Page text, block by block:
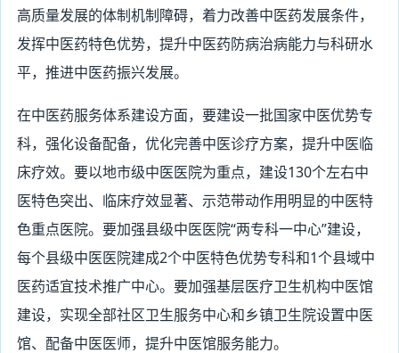
高质量发展的体制机制障碍，着力改善中医药发展条件，
发挥中医药特色优势，提升中医药防病治病能力与科研水
平，推进中医药振兴发展。
在中医药服务体系建设方面，要建设一批国家中医优势专
科，强化设备配备，优化完善中医诊疗方案，提升中医临
床疗效。要以地市级中医医院为重点，建设130个左右中
医特色突出、临床疗效显著、示范带动作用明显的中医特
色重点医院。要加强县级中医医院“两专科一中心”建设，
每个县级中医医院建成2个中医特色优势专科和1个县域中
医药适宜技术推广中心。要加强基层医疗卫生机构中医馆
建设，实现全部社区卫生服务中心和乡镇卫生院设置中医
馆、配备中医医师，提升中医馆服务能力。